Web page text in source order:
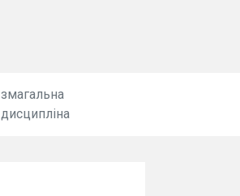
змагальна
дисципліна